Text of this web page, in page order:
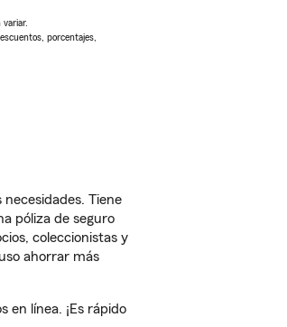
porcentajes,
Tiene
póliza de seguro
coleccionistas y
ahorrar más
en línea. ¡Es rápido